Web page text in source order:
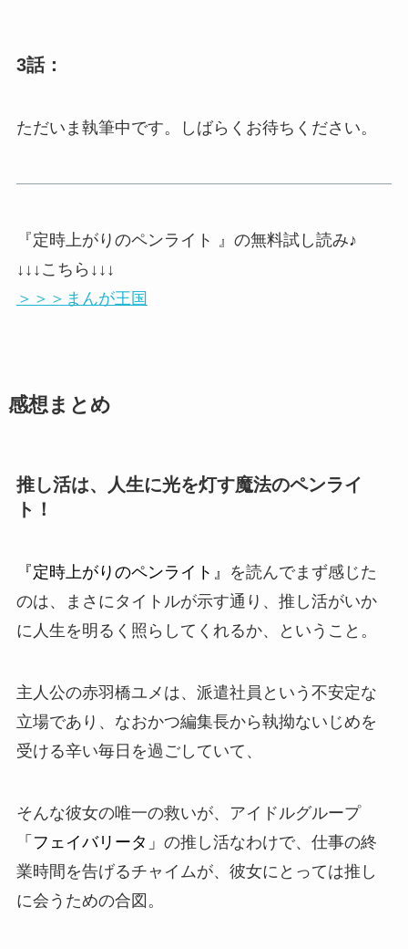
3話：
ただいま執筆中です。しばらくお待ちください。
『定時上がりのペンライト 』の無料試し読み♪
↓↓↓こちら↓↓↓
＞＞＞まんが王国
感想まとめ
推し活は、人生に光を灯す魔法のペンライ
ト！
『定時上がりのペンライト』
を読んでまず感じた
のは、まさにタイトルが示す通り、推し活がいか
に人生を明るく照らしてくれるか、ということ。
主人公の赤羽橋ユメ は、派遣社員という不安定な
立場であり、なおかつ編集長から執拗ないじめを
受ける辛い毎日を過ごしていて、
そんな彼女の唯一の救いが、アイドルグループ
「フェイバリータ」 の推し活なわけで、仕事の終
業時間を告げるチャイムが、彼女にとっては推し
に会うための合図。